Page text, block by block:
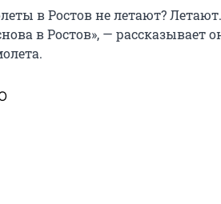
в Ростов не летают?
в Ростов», — рассказывает